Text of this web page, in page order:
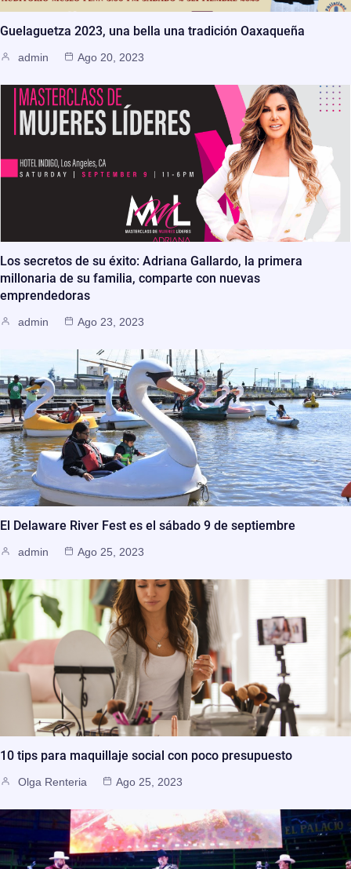
Guelaguetza 2023, una bella una tradición Oaxaqueña
admin Ago 20, 2023
Los secretos de su éxito: Adriana Gallardo, la primera
millonaria de su familia, comparte con nuevas
emprendedoras
admin Ago 23, 2023
El Delaware River Fest es el sábado 9 de septiembre
admin Ago 25, 2023
10 tips para maquillaje social con poco presupuesto
Olga Renteria Ago 25, 2023